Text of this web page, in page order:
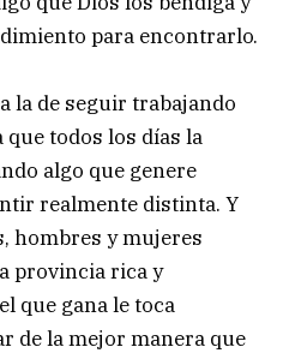
para encontrarlo.
la de seguir trabajando
todos los días la
algo que genere
realmente distinta. Y
hombres y mujeres
provincia rica y
que gana le toca
de la mejor manera que